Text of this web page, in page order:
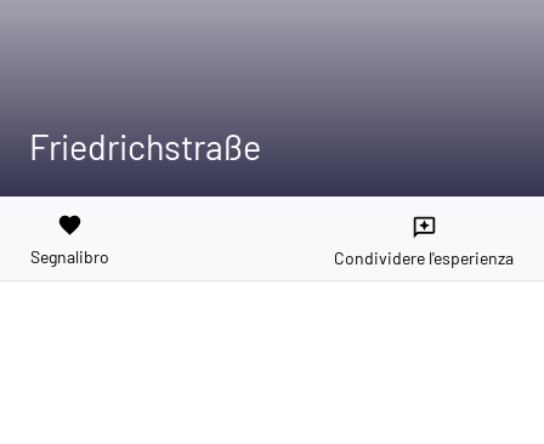
Friedrichstraße
favorite
Segnalibro
reviews
Condividere l'esperienza